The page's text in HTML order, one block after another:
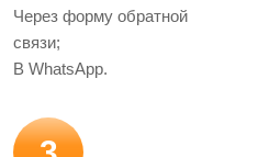
Через форму обратной
связи;
В WhatsApp.